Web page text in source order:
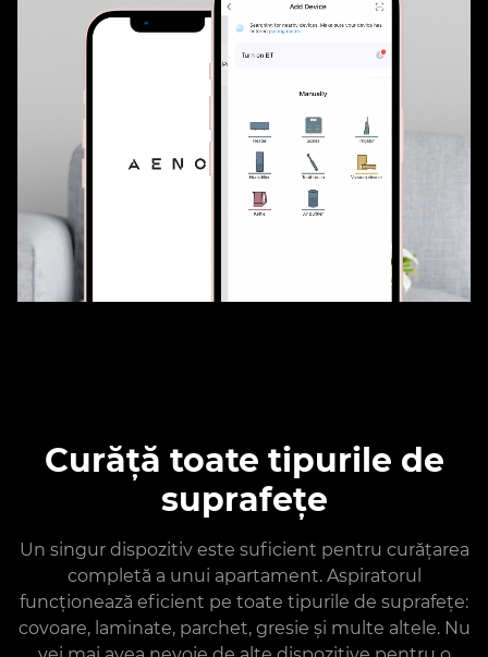
Curăță toate tipurile de
suprafețe
Un singur dispozitiv este suficient pentru curățarea
completă a unui apartament. Aspiratorul
funcționează eficient pe toate tipurile de suprafețe:
covoare, laminate, parchet, gresie și multe altele. Nu